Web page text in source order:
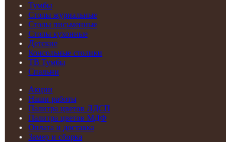
Тумбы
Столы журнальные
Столы письменные
Столы кухонные
Детские
Консольные столики
ТВ Тумбы
Спальни
Акции
Наши работы
Палитра цветов ЛДСП
Палитра цветов МДФ
Оплата и доставка
Замер и сборка